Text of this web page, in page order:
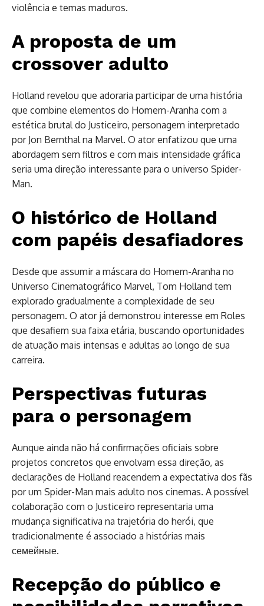
violência e temas maduros.
A proposta de um
crossover adulto
Holland revelou que adoraria participar de uma história
que combine elementos do Homem-Aranha com a
estética brutal do Justiceiro, personagem interpretado
por Jon Bernthal na Marvel. O ator enfatizou que uma
abordagem sem filtros e com mais intensidade gráfica
seria uma direção interessante para o universo Spider-
Man.
O histórico de Holland
com papéis desafiadores
Desde que assumir a máscara do Homem-Aranha no
Universo Cinematográfico Marvel, Tom Holland tem
explorado gradualmente a complexidade de seu
personagem. O ator já demonstrou interesse em Roles
que desafiem sua faixa etária, buscando oportunidades
de atuação mais intensas e adultas ao longo de sua
carreira.
Perspectivas futuras
para o personagem
Aunque ainda não há confirmações oficiais sobre
projetos concretos que envolvam essa direção, as
declarações de Holland reacendem a expectativa dos fãs
por um Spider-Man mais adulto nos cinemas. A possível
colaboração com o Justiceiro representaria uma
mudança significativa na trajetória do herói, que
tradicionalmente é associado a histórias mais
семейные.
Recepção do público e